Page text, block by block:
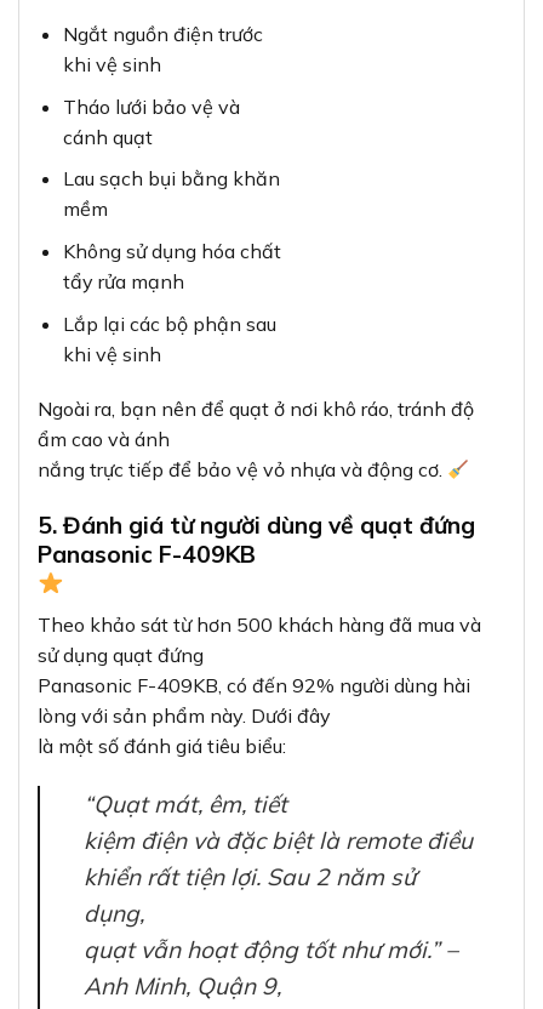
Ngắt nguồn điện trước
khi vệ sinh
Tháo lưới bảo vệ và
cánh quạt
Lau sạch bụi bằng khăn
mềm
Không sử dụng hóa chất
tẩy rửa mạnh
Lắp lại các bộ phận sau
khi vệ sinh
Ngoài ra, bạn nên để quạt ở nơi khô ráo, tránh độ
ẩm cao và ánh
nắng trực tiếp để bảo vệ vỏ nhựa và động cơ.
5. Đánh giá từ người dùng về quạt đứng
Panasonic F-409KB
Theo khảo sát từ hơn 500 khách hàng đã mua và
sử dụng quạt đứng
Panasonic F-409KB, có đến 92% người dùng hài
lòng với sản phẩm này. Dưới đây
là một số đánh giá tiêu biểu:
“Quạt mát, êm, tiết
kiệm điện và đặc biệt là remote điều
khiển rất tiện lợi. Sau 2 năm sử
dụng,
quạt vẫn hoạt động tốt như mới.” –
Anh Minh, Quận 9,